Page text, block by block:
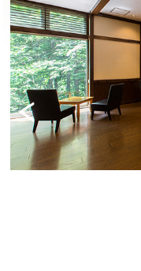
Previ
ous